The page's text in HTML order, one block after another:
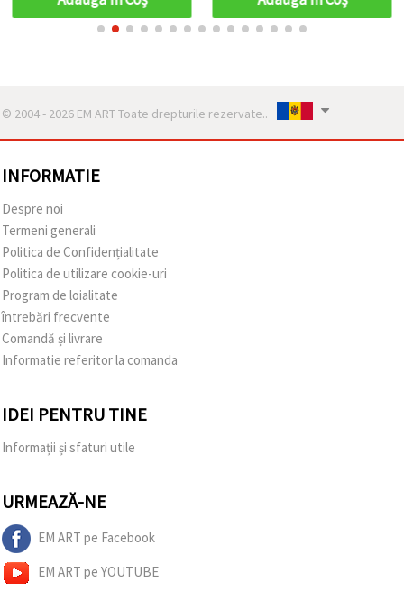
© 2004 - 2026 EM ART Toate drepturile rezervate..
INFORMATIE
Despre noi
Termeni generali
Politica de Confidențialitate
Politica de utilizare cookie-uri
Program de loialitate
întrebări frecvente
Comandă și livrare
Informatie referitor la comanda
IDEI PENTRU TINE
Informații și sfaturi utile
URMEAZĂ-NE
EM ART pe Facebook
EM ART pe YOUTUBE